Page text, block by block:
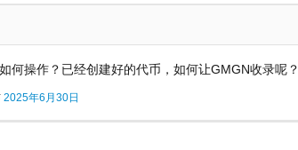
何操作？已经创建好的代币，如何让GMGN收录呢？
2025年6月30日